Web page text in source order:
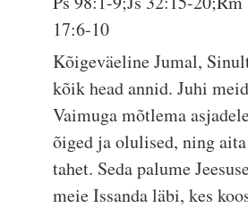
17:6-10
Kõigeväeline Jumal,
kõik head annid. Juhi
Vaimuga mõtlema
õiged ja olulised, ning
tahet. Seda palume
meie Issanda läbi, kes